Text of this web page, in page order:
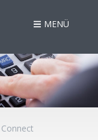
MENÜ